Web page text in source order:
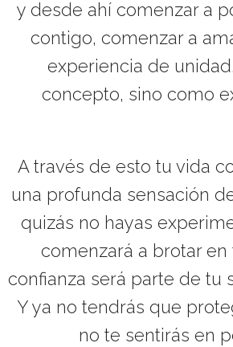
y desde ahí comenzar a
contigo, comenzar a
experiencia de
concepto, sino como
A través de esto tu vida
una profunda sensación
quizás no hayas
comenzará a brotar en
confianza será parte de tu
Y ya no tendrás que
no te sentirás en